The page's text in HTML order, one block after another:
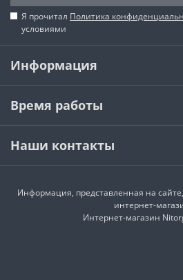
Я прочитал Политика
условиями
Информация
Время работы
Наши контакты
Информация, представленная на
интернет-
Интернет-магазин